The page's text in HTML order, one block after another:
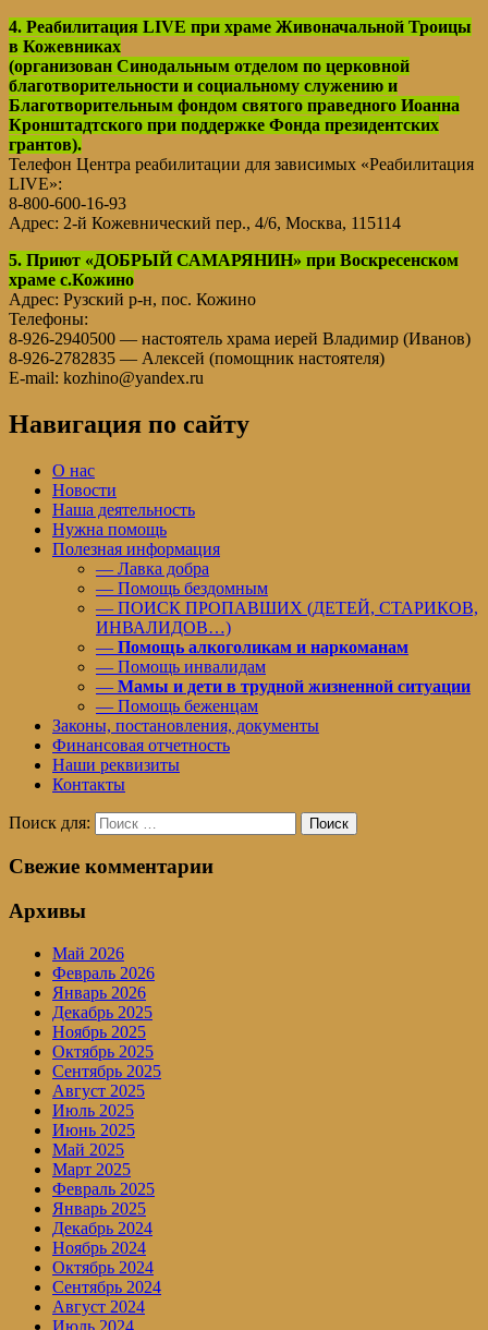
4. Реабилитация LIVE при храме Живоначальной Троицы
в Кожевниках
(организован Синодальным отделом по церковной
благотворительности и социальному служению и
Благотворительным фондом святого праведного Иоанна
Кронштадтского при поддержке Фонда президентских
грантов).
Телефон Центра реабилитации для зависимых «Реабилитация
LIVE»:
8-800-600-16-93
Адрес: 2-й Кожевнический пер., 4/6, Москва, 115114
5. Приют «ДОБРЫЙ САМАРЯНИН» при Воскресенском
храме с.Кожино
Адрес: Рузский р-н, пос. Кожино
Телефоны:
8-926-2940500 — настоятель храма иерей Владимир (Иванов)
8-926-2782835 — Алексей (помощник настоятеля)
E-mail: kozhino@yandex.ru
Навигация по сайту
О нас
Новости
Наша деятельность
Нужна помощь
Полезная информация
— Лавка добра
— Помощь бездомным
— ПОИСК ПРОПАВШИХ (ДЕТЕЙ, СТАРИКОВ,
ИНВАЛИДОВ…)
— Помощь алкоголикам и наркоманам
— Помощь инвалидам
— Мамы и дети в трудной жизненной ситуации
— Помощь беженцам
Законы, постановления, документы
Финансовая отчетность
Наши реквизиты
Контакты
Поиск для: Поиск
Свежие комментарии
Архивы
Май 2026
Февраль 2026
Январь 2026
Декабрь 2025
Ноябрь 2025
Октябрь 2025
Сентябрь 2025
Август 2025
Июль 2025
Июнь 2025
Май 2025
Март 2025
Февраль 2025
Январь 2025
Декабрь 2024
Ноябрь 2024
Октябрь 2024
Сентябрь 2024
Август 2024
Июль 2024